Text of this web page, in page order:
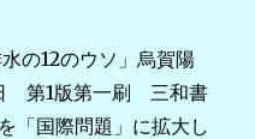
の12のウソ」烏賀陽
第1版第一刷 三和書
「国際問題」に拡大し